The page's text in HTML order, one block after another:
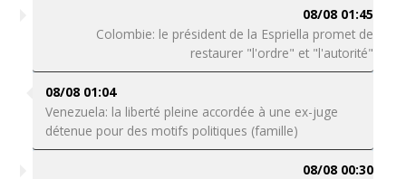
08/08 01:45
Colombie: le président de la Espriella promet de
restaurer "l'ordre" et "l'autorité"
08/08 01:04
Venezuela: la liberté pleine accordée à une ex-juge
détenue pour des motifs politiques (famille)
08/08 00:30